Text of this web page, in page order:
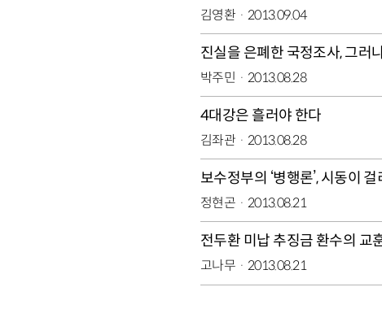
김영환 2013.09.04
진실을 은폐한 국정조사, 그러
박주민 2013.08.28
4대강은 흘러야 한다
김좌관 2013.08.28
보수정부의 ‘병행론’, 시동이 걸
정현곤 2013.08.21
전두환 미납 추징금 환수의 교
고나무 2013.08.21